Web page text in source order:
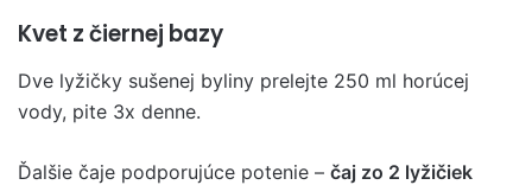
Kvet z čiernej bazy
Dve lyžičky sušenej byliny prelejte 250 ml horúcej
vody, pite 3x denne.
Ďalšie čaje podporujúce potenie – čaj zo 2 lyžičiek